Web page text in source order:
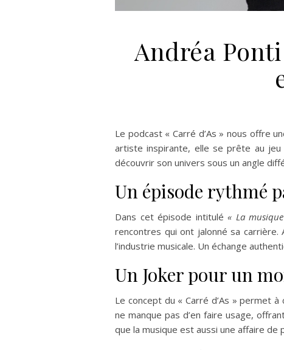
Andréa
Le podcast « Carré d’As » nous offre
artiste inspirante, elle se prête au
découvrir son univers sous un angle
Un épisode rythmé
Dans cet épisode intitulé« La
rencontres qui ont jalonné sa
l’industrie musicale. Un échange
Un Joker pour un
Le concept du « Carré d’As » permet
ne manque pas d’en faire usage,
que la musique est aussi une affaire de